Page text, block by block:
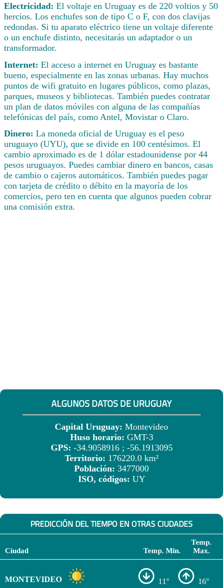
Electricidad: El voltaje en Uruguay es de 220 voltios y 50
hercios. Los enchufes son de tipo C o F, con dos clavijas
redondas. Si tu aparato eléctrico tiene un voltaje diferente
o un enchufe distinto, necesitarás un adaptador o un
transformador.
Internet: El acceso a internet en Uruguay es bastante
bueno, especialmente en las zonas urbanas. Hay muchos
puntos de wifi gratuito en lugares públicos, como plazas,
parques, museos y bibliotecas. También puedes contratar
un plan de datos móviles con alguna de las compañías
telefónicas del país, como Antel, Movistar o Claro.
Dinero: La moneda oficial de Uruguay es el peso
uruguayo (UYU), que se divide en 100 centésimos. El
cambio aproximado es de 1 dólar estadounidense por 44
pesos uruguayos. Puedes cambiar dinero en bancos, casas
de cambio o cajeros automáticos. También puedes pagar
con tarjeta de crédito o débito en la mayoría de los
comercios, pero ten en cuenta que algunos pueden cobrar
una comisión extra.
ALGUNOS DATOS DE URUGUAY
Capital Uruguay: Montevideo
Huso horario: GMT-3
GPS: -34.9058916 ; -56.1913095
Territorio: 176220.0 km²
Población: 3477000
ISO, códigos: UY
PREDICCIÓN DEL TIEMPO EN OTRAS CIUDADES
Ciudad Temp. Min.
Temp.
Max.
MONTEVIDEO 11° 16°